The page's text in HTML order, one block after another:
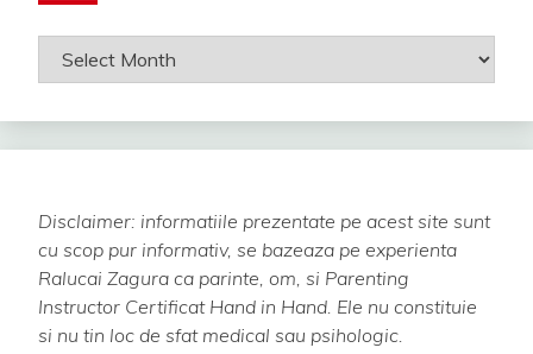
Arhiva
Disclaimer: informatiile prezentate pe acest site sunt
cu scop pur informativ, se bazeaza pe experienta
Ralucai Zagura ca parinte, om, si Parenting
Instructor Certificat Hand in Hand. Ele nu constituie
si nu tin loc de sfat medical sau psihologic.